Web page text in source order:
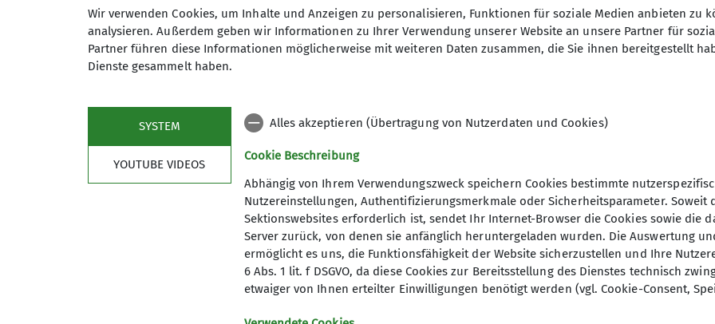
Die Wanderungen führen zumeist in die benachbarten Mittelgebirge (Taunus,
auch in das nähere Umland und werden in der Regel an einem Sonntag angeboten.
Die Wanderungen haben eine Länge von 12 – 16 Kilometer und eine Gehzeit von 3 - 5
Es empfiehlt sich für alle Wanderungen festes Schuhwerk. Je nach Witterung sollte
Regenschutz gedacht werden. Bei Knieproblemen sind evtl. Teleskopstöcke von
Der Wandertag wird fast immer mit einer Einkehr zur Schlussrast in einem Dorf- oder
Tagsüber verpflegen wir uns zumeist aus dem Rucksack.
Während der Wintermonate wird evtl. auch für die Mittagspause eine
In der Regel bilden wir Fahrgemeinschaften oder fahren mit öffentlichen
jeweiligen Monatsaushang bekanntgegeben.
Mitmachen und Engagement gerne erlaubt!
Das Wanderprogramm hängt von der Beteiligung unserer Mitglieder ab. Wir suchen
Anmeldung
Alexander Neumann. Telefon: 069 /
Holger Hanke. Telefon: 06103 /
Anmeldung bis
Wir verwenden Cookies, um Inhalte und Anzeigen zu personalisieren, Funktionen für soziale Medien anbieten zu
analysieren. Außerdem geben wir Informationen zu Ihrer Verwendung unserer Website an unsere Partner für
Partner führen diese Informationen möglicherweise mit weiteren Daten zusammen, die Sie ihnen bereitgestellt
Dienste gesammelt haben.
SYSTEM
YOUTUBE VIDEOS
Alles akzeptieren (Übertragung von Nutzerdaten und Cookies)
Cookie Beschreibung
Abhängig von Ihrem Verwendungszweck speichern Cookies bestimmte
Nutzereinstellungen, Authentifizierungsmerkmale oder Sicherheitsparameter. Soweit
Sektionswebsites erforderlich ist, sendet Ihr Internet-Browser die Cookies sowie die
Server zurück, von denen sie anfänglich heruntergeladen wurden. Die Auswertung
ermöglicht es uns, die Funktionsfähigkeit der Website sicherzustellen und Ihre
6 Abs. 1 lit. f DSGVO, da diese Cookies zur Bereitsstellung des Dienstes technisch
etwaiger von Ihnen erteilter Einwilligungen benötigt werden (vgl. Cookie-Consent,